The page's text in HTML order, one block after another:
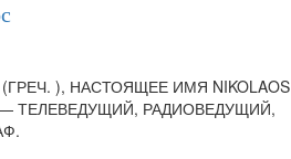
), НАСТОЯЩЕЕ ИМЯ NIKOLAOS
— ТЕЛЕВЕДУЩИЙ, РАДИОВЕДУЩИЙ,